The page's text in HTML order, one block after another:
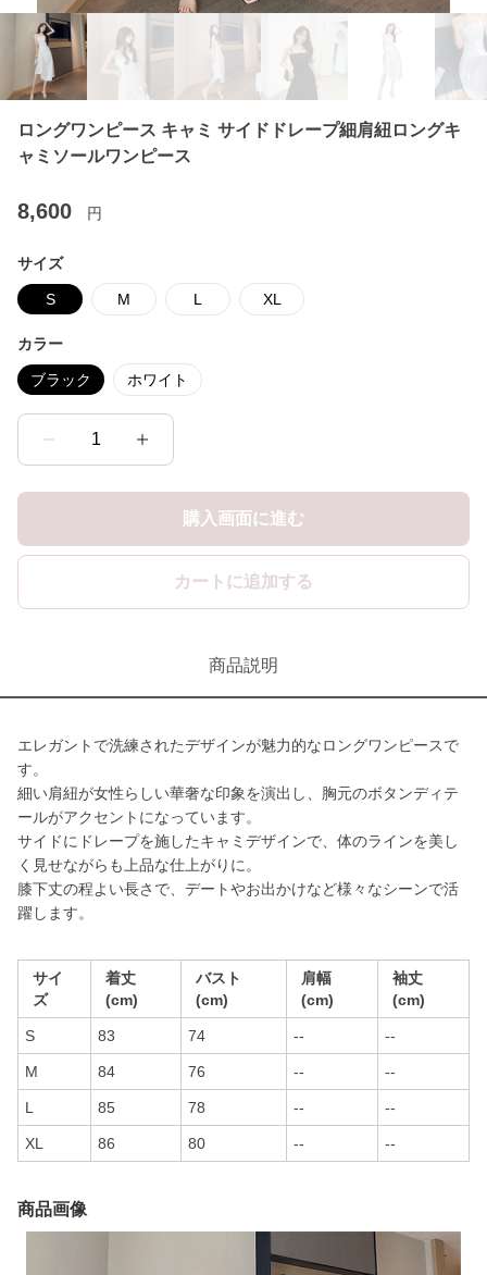
ロングワンピース キャミ サイドドレープ細肩紐ロングキ
ャミソールワンピース
8,600 円
サイズ
S M L XL
カラー
ブラック ホワイト
1
購入画面に進む
カートに追加する
商品説明
エレガントで洗練されたデザインが魅力的なロングワンピースで
す。
細い肩紐が女性らしい華奢な印象を演出し、胸元のボタンディテ
ールがアクセントになっています。
サイドにドレープを施したキャミデザインで、体のラインを美し
く見せながらも上品な仕上がりに。
膝下丈の程よい長さで、デートやお出かけなど様々なシーンで活
躍します。
サイ
ズ
着丈
(cm)
バスト
(cm)
肩幅
(cm)
袖丈
(cm)
S 83 74 -- --
M 84 76 -- --
L 85 78 -- --
XL 86 80 -- --
商品画像